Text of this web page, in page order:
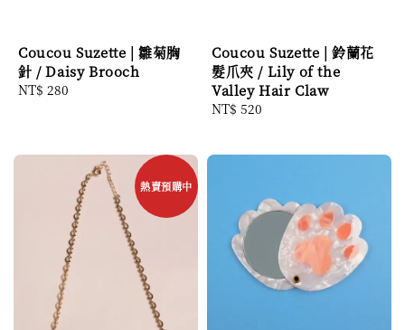
Coucou Suzette | 雛菊胸
針 / Daisy Brooch
Regular
NT$ 280
Coucou Suzette | 鈴蘭花
髮爪夾 / Lily of the
Valley Hair Claw
Regular
NT$ 520
熱賣預購中